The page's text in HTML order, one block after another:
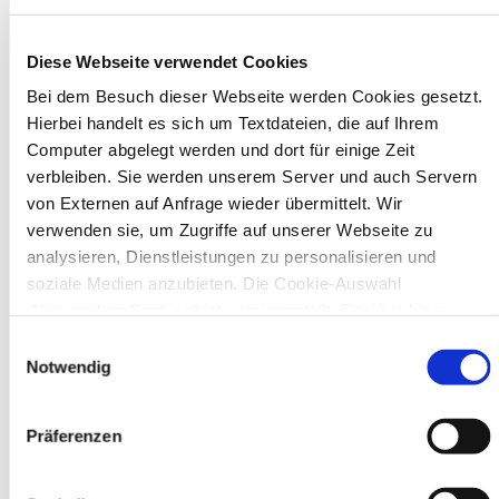
Diese Webseite verwendet Cookies
Bei dem Besuch dieser Webseite werden Cookies gesetzt.
Hierbei handelt es sich um Textdateien, die auf Ihrem
Computer abgelegt werden und dort für einige Zeit
verbleiben. Sie werden unserem Server und auch Servern
von Externen auf Anfrage wieder übermittelt. Wir
verwenden sie, um Zugriffe auf unserer Webseite zu
analysieren, Dienstleistungen zu personalisieren und
soziale Medien anzubieten. Die Cookie-Auswahl
(USA) mit unzureichendem Datenschutzniveau verarbeiten.
Überwachungszwecken von anderen missbraucht werden,
ohne dass Sie sich mit einem Rechtsbehelf hiervor
Notwendig
Präferenzen
In Recklinghausen gibt es verschiedene
Museen zu entdecken, darunter das
Kunsthalle.
Bürgerbeteiligung
Online-Beteiligungsportal der
Stadtverwaltung
es Möglichkeiten, sich an